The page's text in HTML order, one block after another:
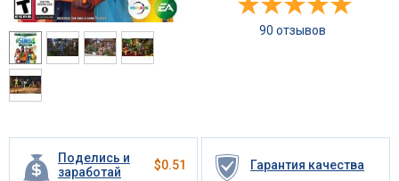
Поделись и
заработай
$0.51 Гарантия качества
90 отзывов